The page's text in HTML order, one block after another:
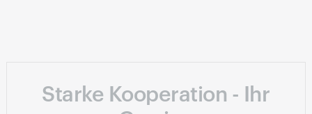
Starke Kooperation - Ihr